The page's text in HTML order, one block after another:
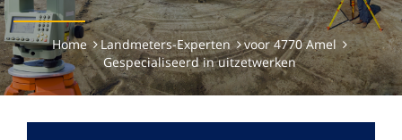
Home Landmeters-Experten
voor 4770 Amel
Gespecialiseerd in uitzetwerken